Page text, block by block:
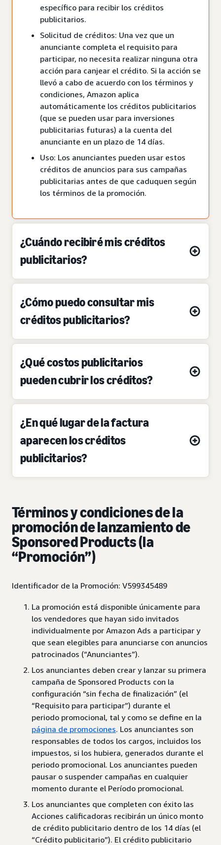
específico para recibir los créditos
publicitarios.
Solicitud de créditos: Una vez que un
anunciante completa el requisito para
participar, no necesita realizar ninguna otra
acción para canjear el crédito. Si la acción se
llevó a cabo de acuerdo con los términos y
condiciones, Amazon aplica
automáticamente los créditos publicitarios
(que se pueden usar para inversiones
publicitarias futuras) a la cuenta del
anunciante en un plazo de 14 días.
Uso: Los anunciantes pueden usar estos
créditos de anuncios para sus campañas
publicitarias antes de que caduquen según
los términos de la promoción.
¿Cuándo recibiré mis créditos
publicitarios?
¿Cómo puedo consultar mis
créditos publicitarios?
¿Qué costos publicitarios
pueden cubrir los créditos?
¿En qué lugar de la factura
aparecen los créditos
publicitarios?
Términos y condiciones de la
promoción de lanzamiento de
Sponsored Products (la
“Promoción”)
Identificador de la Promoción: V599345489
La promoción está disponible únicamente para
los vendedores que hayan sido invitados
individualmente por Amazon Ads a participar y
que sean elegibles para anunciarse con anuncios
patrocinados (“Anunciantes”).
Los anunciantes deben crear y lanzar su primera
campaña de Sponsored Products con la
configuración “sin fecha de finalización” (el
“Requisito para participar”) durante el
periodo promocional, tal y como se define en la
página de promociones. Los anunciantes son
responsables de todos los cargos, incluidos los
impuestos, si los hubiera, generados durante el
periodo promocional. Los anunciantes pueden
pausar o suspender campañas en cualquier
momento durante el Período promocional.
Los anunciantes que completen con éxito las
Acciones calificadoras recibirán un único monto
de crédito publicitario dentro de los 14 días (el
“Crédito publicitario”). El crédito publicitario